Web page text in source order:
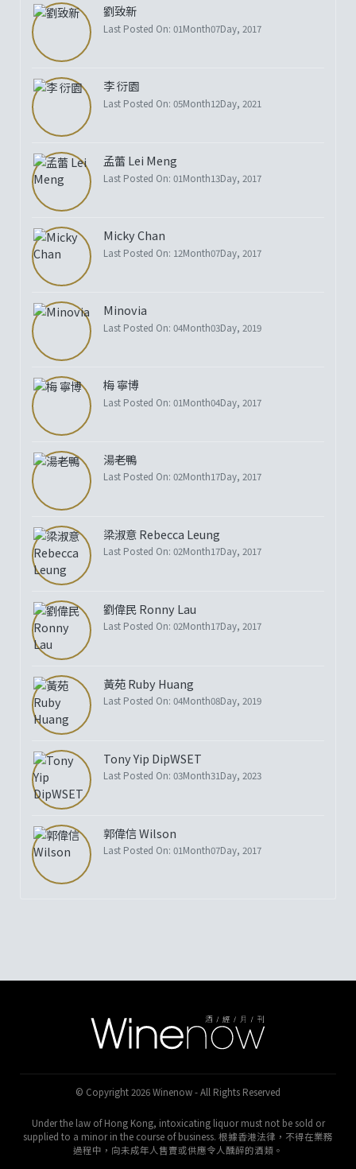
劉致新
Last Posted On: 01Month07Day, 2017
李 衍園
Last Posted On: 05Month12Day, 2021
孟蕾 Lei Meng
Last Posted On: 01Month13Day, 2017
Micky Chan
Last Posted On: 12Month07Day, 2017
Minovia
Last Posted On: 04Month03Day, 2019
梅 寧博
Last Posted On: 01Month04Day, 2017
湯老鴨
Last Posted On: 02Month17Day, 2017
梁淑意 Rebecca Leung
Last Posted On: 02Month17Day, 2017
劉偉民 Ronny Lau
Last Posted On: 02Month17Day, 2017
黃苑 Ruby Huang
Last Posted On: 04Month08Day, 2019
Tony Yip DipWSET
Last Posted On: 03Month31Day, 2023
郭偉信 Wilson
Last Posted On: 01Month07Day, 2017
© Copyright 2026 Winenow - All Rights Reserved
Under the law of Hong Kong, intoxicating liquor must not be sold or
supplied to a minor in the course of business. 根據香港法律，不得在業務
過程中，向未成年人售賣或供應令人醺醉的酒類。